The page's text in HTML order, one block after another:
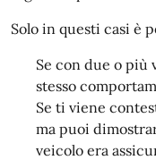
Solo in questi casi è
Se con due o più
stesso
Se ti viene
ma puoi
veicolo era